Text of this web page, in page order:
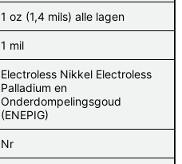
1 oz (1,4 mils) alle lagen
1 mil
Electroless Nikkel Electroless
Palladium en
Onderdompelingsgoud
(ENEPIG)
Nr